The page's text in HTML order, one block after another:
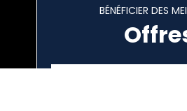
BÉNÉFICIER DES